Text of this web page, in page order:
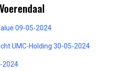
09-05-2024
UMC-Holding 30-05-2024
2024